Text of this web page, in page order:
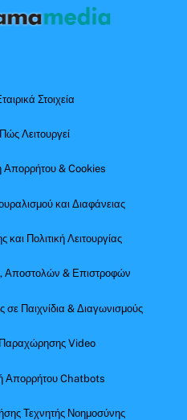
To
Στοιχεία
Πώς Λειτουργεί
Απορρήτου & Cookies
και Διαφάνειας
και Πολιτική Λειτουργίας
Αποστολών & Επιστροφών
σε Παιχνίδια & Διαγωνισμούς
Video
Απορρήτου Chatbots
Τεχνητής Νοημοσύνης